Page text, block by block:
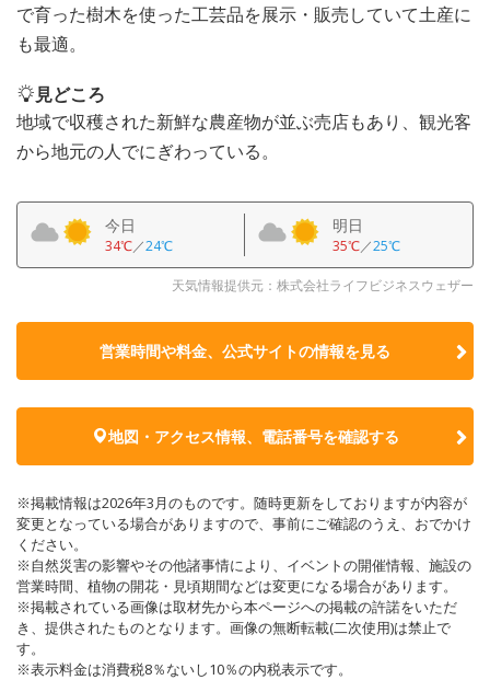
で育った樹木を使った工芸品を展示・販売していて土産に
も最適。
見どころ
地域で収穫された新鮮な農産物が並ぶ売店もあり、観光客
から地元の人でにぎわっている。
今日
34℃／24℃
明日
35℃／25℃
天気情報提供元：株式会社ライフビジネスウェザー
営業時間や料金、公式サイトの情報を見る
地図・アクセス情報、電話番号を確認する
※掲載情報は2026年3月のものです。随時更新をしておりますが内容が
変更となっている場合がありますので、事前にご確認のうえ、おでかけ
ください。
※自然災害の影響やその他諸事情により、イベントの開催情報、施設の
営業時間、植物の開花・見頃期間などは変更になる場合があります。
※掲載されている画像は取材先から本ページへの掲載の許諾をいただ
き、提供されたものとなります。画像の無断転載(二次使用)は禁止で
す。
※表示料金は消費税8％ないし10％の内税表示です。